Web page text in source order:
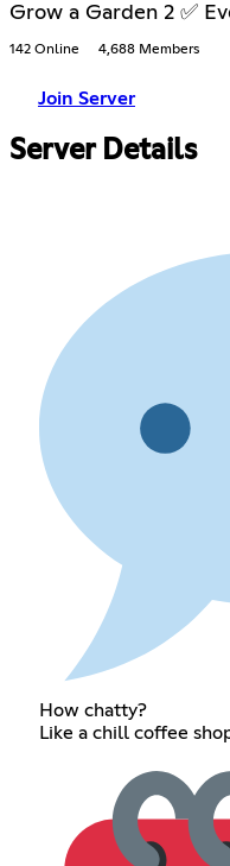
Grow a Garden 2 ✅
142 Online 4,688 Members
Join Server
Server Details
How chatty?
Like a chill coffee